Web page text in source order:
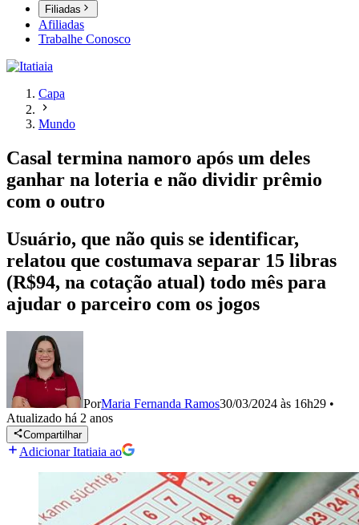
Filiadas
Afiliadas
Trabalhe Conosco
Capa
Mundo
Casal termina namoro após um deles
ganhar na loteria e não dividir prêmio
com o outro
Usuário, que não quis se identificar,
relatou que costumava separar 15 libras
(R$94, na cotação atual) todo mês para
ajudar o parceiro com os jogos
PorMaria Fernanda Ramos30/03/2024 às 16h29 •
Atualizado há 2 anos
Compartilhar
Adicionar Itatiaia ao